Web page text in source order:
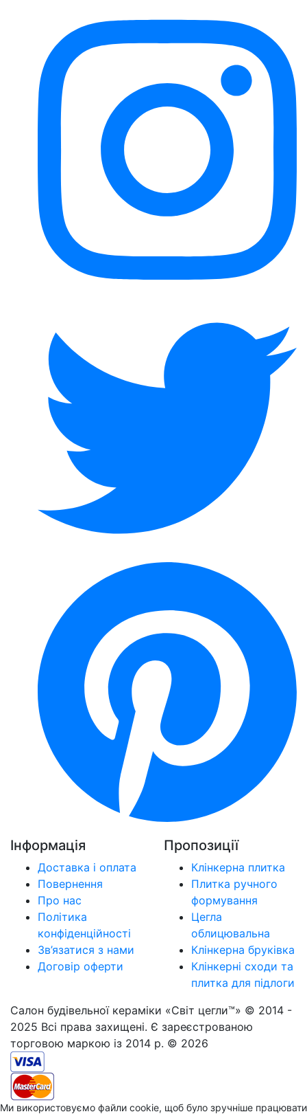
Інформація
Доставка і оплата
Повернення
Про нас
Політика
конфіденційності
Зв’язатися з нами
Договір оферти
Пропозиції
Клінкерна плитка
Плитка ручного
формування
Цегла
облицювальна
Клінкерна бруківка
Клінкерні сходи та
плитка для підлоги
Салон будівельної кераміки «Світ цегли™» © 2014 -
2025 Всі права захищені. Є зареєстрованою
торговою маркою із 2014 р. © 2026
Ми використовуємо файли cookie, щоб було зручніше працювати